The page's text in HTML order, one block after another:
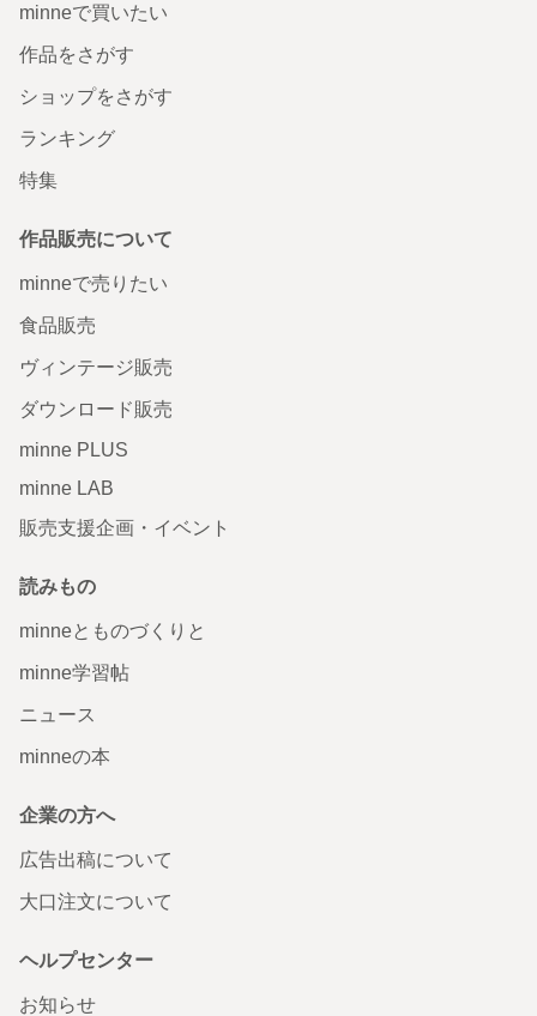
minneで買いたい
作品をさがす
ショップをさがす
ランキング
特集
作品販売について
minneで売りたい
食品販売
ヴィンテージ販売
ダウンロード販売
minne PLUS
minne LAB
販売支援企画・イベント
読みもの
minneとものづくりと
minne学習帖
ニュース
minneの本
企業の方へ
広告出稿について
大口注文について
ヘルプセンター
お知らせ